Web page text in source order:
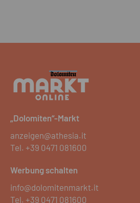
„Dolomiten“-Markt
anzeigen@athesia.it
Tel. +39 0471 081600
Werbung schalten
info@dolomitenmarkt.it
Tel. +39 0471 081600